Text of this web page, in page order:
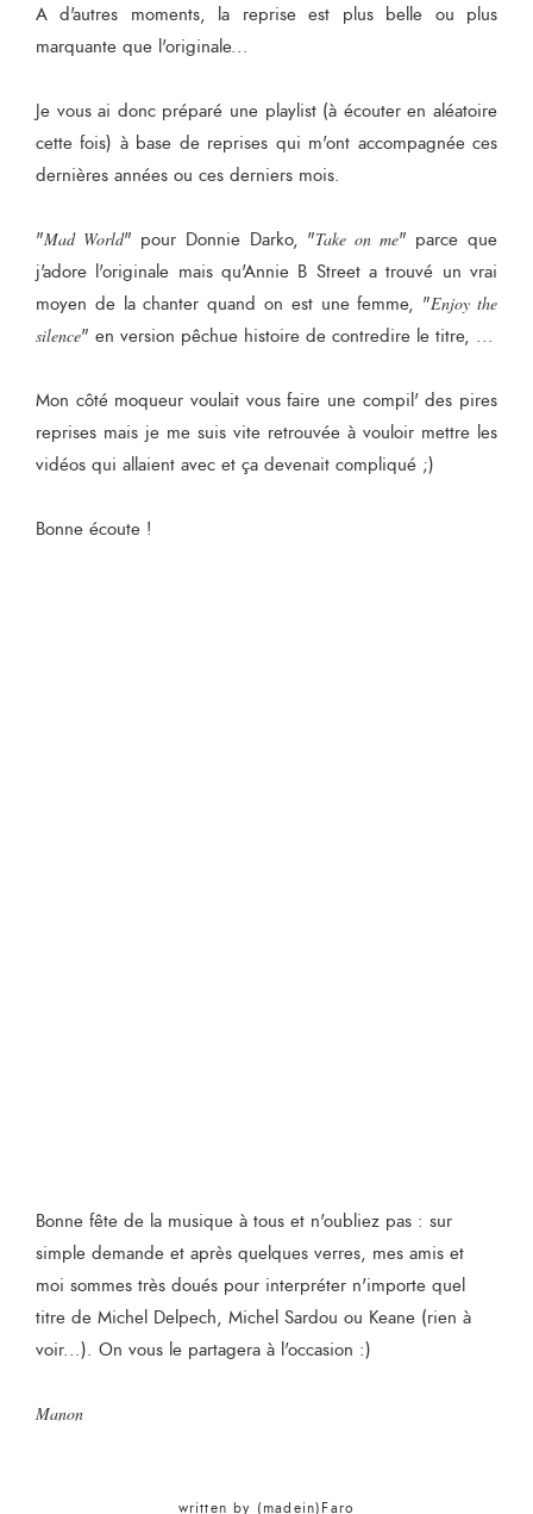
A d'autres moments, la reprise est plus belle ou plus
marquante que l'originale...
Je vous ai donc préparé une playlist (à écouter en aléatoire
cette fois) à base de reprises qui m'ont accompagnée ces
dernières années ou ces derniers mois.
"Mad World" pour Donnie Darko, "Take on me" parce que
j'adore l'originale mais qu'Annie B Street a trouvé un vrai
moyen de la chanter quand on est une femme, "Enjoy the
silence" en version pêchue histoire de contredire le titre, ...
Mon côté moqueur voulait vous faire une compil' des pires
reprises mais je me suis vite retrouvée à vouloir mettre les
vidéos qui allaient avec et ça devenait compliqué ;)
Bonne écoute !
Bonne fête de la musique à tous et n'oubliez pas : sur
simple demande et après quelques verres, mes amis et
moi sommes très doués pour interpréter n'importe quel
titre de Michel Delpech, Michel Sardou ou Keane (rien à
voir...). On vous le partagera à l'occasion :)
Manon
written by (madein)Faro